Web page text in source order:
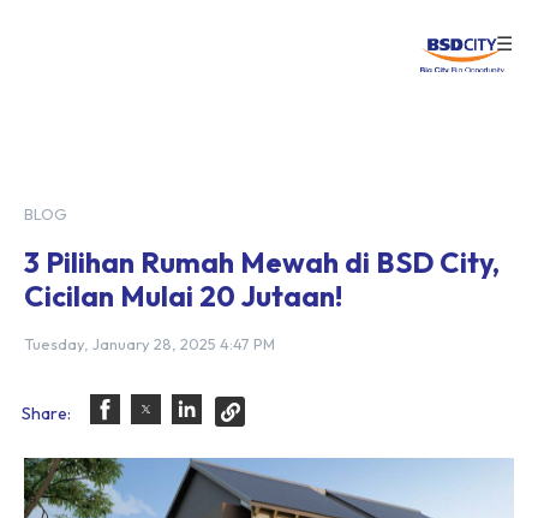
☰
BLOG
3 Pilihan Rumah Mewah di BSD City,
Cicilan Mulai 20 Jutaan!
Tuesday, January 28, 2025 4:47 PM
Share: